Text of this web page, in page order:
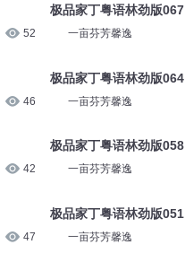
52
46
42
47
极品家丁粤语林劲版067
一亩芬芳馨逸
极品家丁粤语林劲版064
一亩芬芳馨逸
极品家丁粤语林劲版058
一亩芬芳馨逸
极品家丁粤语林劲版051
一亩芬芳馨逸